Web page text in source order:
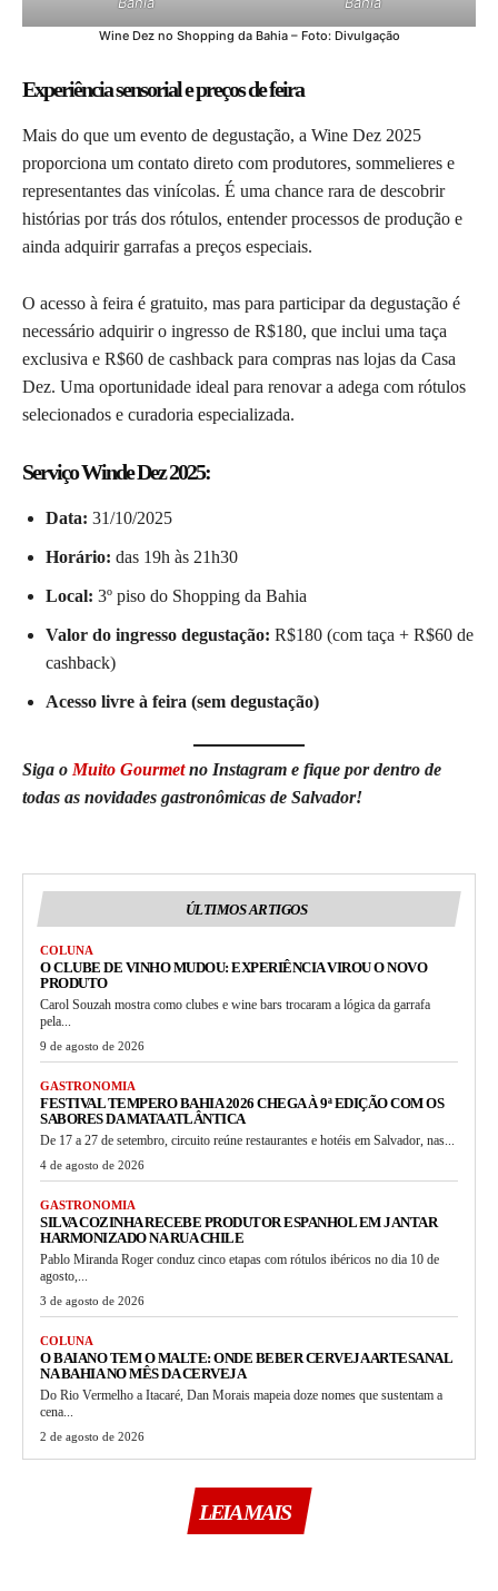
Wine Dez no Shopping da Bahia – Foto: Divulgação
Experiência sensorial e preços de feira
Mais do que um evento de degustação, a Wine Dez 2025
proporciona um contato direto com produtores, sommelieres e
representantes das vinícolas. É uma chance rara de descobrir
histórias por trás dos rótulos, entender processos de produção e
ainda adquirir garrafas a preços especiais.
O acesso à feira é gratuito, mas para participar da degustação é
necessário adquirir o ingresso de R$180, que inclui uma taça
exclusiva e R$60 de cashback para compras nas lojas da Casa
Dez. Uma oportunidade ideal para renovar a adega com rótulos
selecionados e curadoria especializada.
Serviço Winde Dez 2025:
Data: 31/10/2025
Horário: das 19h às 21h30
Local: 3º piso do Shopping da Bahia
Valor do ingresso degustação: R$180 (com taça + R$60 de
cashback)
Acesso livre à feira (sem degustação)
Siga o Muito Gourmetno Instagram e fique por dentro de
todas as novidades gastronômicas de Salvador!
ÚLTIMOS ARTIGOS
COLUNA
O CLUBE DE VINHO MUDOU: EXPERIÊNCIA VIROU O NOVO
PRODUTO
Carol Souzah mostra como clubes e wine bars trocaram a lógica da garrafa
pela...
9 de agosto de 2026
GASTRONOMIA
FESTIVAL TEMPERO BAHIA 2026 CHEGA À 9ª EDIÇÃO COM OS
SABORES DA MATA ATLÂNTICA
De 17 a 27 de setembro, circuito reúne restaurantes e hotéis em Salvador, nas...
4 de agosto de 2026
GASTRONOMIA
SILVA COZINHA RECEBE PRODUTOR ESPANHOL EM JANTAR
HARMONIZADO NA RUA CHILE
Pablo Miranda Roger conduz cinco etapas com rótulos ibéricos no dia 10 de
agosto,...
3 de agosto de 2026
COLUNA
O BAIANO TEM O MALTE: ONDE BEBER CERVEJA ARTESANAL
NA BAHIA NO MÊS DA CERVEJA
Do Rio Vermelho a Itacaré, Dan Morais mapeia doze nomes que sustentam a
cena...
2 de agosto de 2026
LEIA MAIS